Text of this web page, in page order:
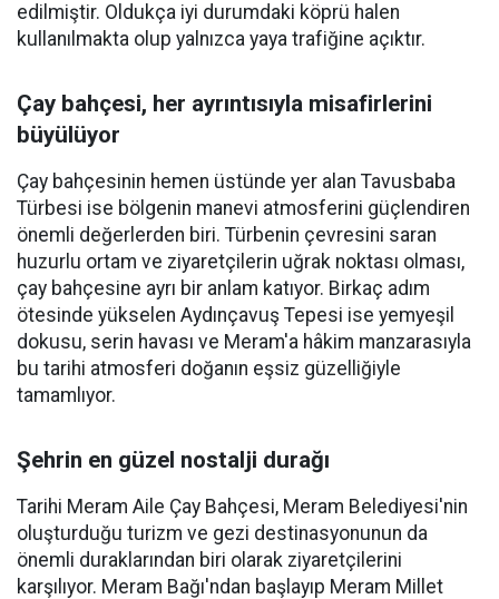
edilmiştir. Oldukça iyi durumdaki köprü halen
kullanılmakta olup yalnızca yaya trafiğine açıktır.
Çay bahçesi, her ayrıntısıyla misafirlerini
büyülüyor
Çay bahçesinin hemen üstünde yer alan Tavusbaba
Türbesi ise bölgenin manevi atmosferini güçlendiren
önemli değerlerden biri. Türbenin çevresini saran
huzurlu ortam ve ziyaretçilerin uğrak noktası olması,
çay bahçesine ayrı bir anlam katıyor. Birkaç adım
ötesinde yükselen Aydınçavuş Tepesi ise yemyeşil
dokusu, serin havası ve Meram'a hâkim manzarasıyla
bu tarihi atmosferi doğanın eşsiz güzelliğiyle
tamamlıyor.
Şehrin en güzel nostalji durağı
Tarihi Meram Aile Çay Bahçesi, Meram Belediyesi'nin
oluşturduğu turizm ve gezi destinasyonunun da
önemli duraklarından biri olarak ziyaretçilerini
karşılıyor. Meram Bağı'ndan başlayıp Meram Millet